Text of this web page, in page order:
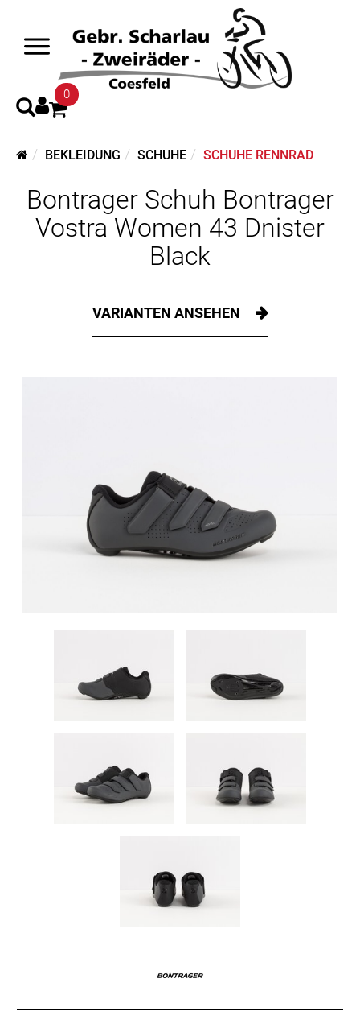
0
BEKLEIDUNG SCHUHE SCHUHE RENNRAD
Bontrager Schuh Bontrager
Vostra Women 43 Dnister
Black
VARIANTEN ANSEHEN